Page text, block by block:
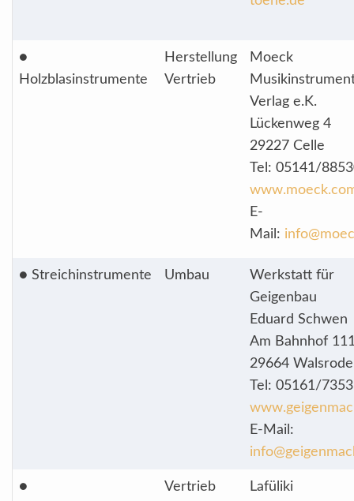
●
Holzblasinstrumente
Herstellung
Vertrieb
Moeck
Verlag e.K.
Lückenweg 4
29227 Celle
Tel: 05141/
E-
Mail:
● Streichinstrumente Umbau
Werkstatt für
Geigenbau
Eduard Schwen
Am Bahnhof
29664 Walsrode
Tel: 05161/
E-Mail:
●
Vertrieb
Lafüliki